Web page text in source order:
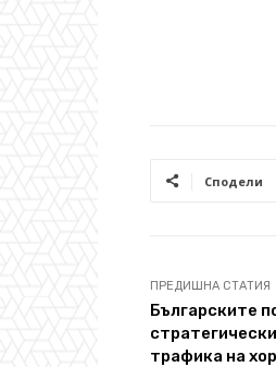
Сподели
ПРЕДИШНА СТАТИЯ
Българските
трафика на